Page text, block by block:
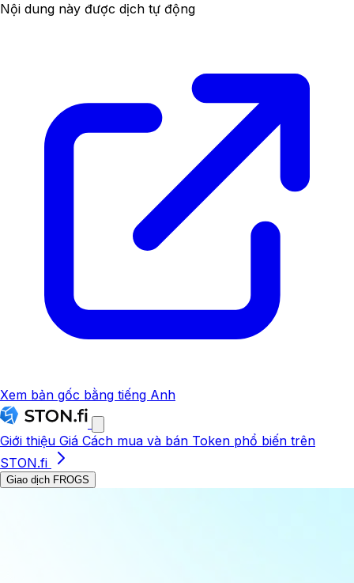
Nội dung này được dịch tự động
Xem bản gốc bằng tiếng Anh
Giới thiệu Giá Cách mua và bán Token phổ biến trên
STON.fi
Giao dịch FROGS